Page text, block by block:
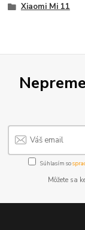
Xiaomi Mi 11
Súhlasím so
Môžete sa